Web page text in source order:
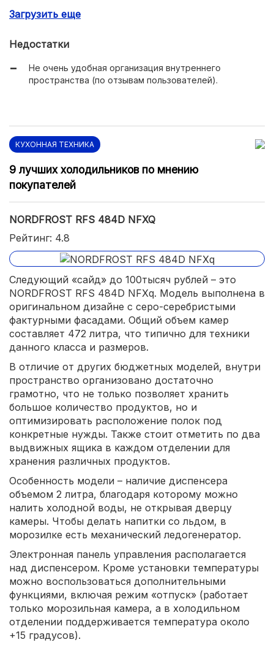
Загрузить еще
Недостатки
Не очень удобная организация внутреннего
пространства (по отзывам пользователей).
КУХОННАЯ ТЕХНИКА
9 лучших холодильников по мнению
покупателей
NORDFROST RFS 484D NFXQ
Рейтинг: 4.8
Следующий «сайд» до 100тысяч рублей – это
NORDFROST RFS 484D NFXq. Модель выполнена в
оригинальном дизайне с серо-серебристыми
фактурными фасадами. Общий объем камер
составляет 472 литра, что типично для техники
данного класса и размеров.
В отличие от других бюджетных моделей, внутри
пространство организовано достаточно
грамотно, что не только позволяет хранить
большое количество продуктов, но и
оптимизировать расположение полок под
конкретные нужды. Также стоит отметить по два
выдвижных ящика в каждом отделении для
хранения различных продуктов.
Особенность модели – наличие диспенсера
объемом 2 литра, благодаря которому можно
налить холодной воды, не открывая дверцу
камеры. Чтобы делать напитки со льдом, в
морозилке есть механический ледогенератор.
Электронная панель управления располагается
над диспенсером. Кроме установки температуры
можно воспользоваться дополнительными
функциями, включая режим «отпуск» (работает
только морозильная камера, а в холодильном
отделении поддерживается температура около
+15 градусов).